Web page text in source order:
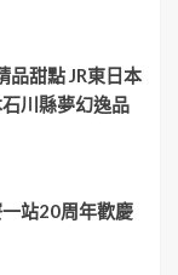
品甜點 JR東日本
川縣夢幻逸品
站20周年歡慶